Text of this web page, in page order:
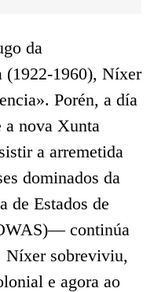
da
(1922-1960), Níxer
Porén, a día
nova Xunta
a arremetida
dominados da
de Estados de
continúa
Níxer sobreviviu,
e agora ao